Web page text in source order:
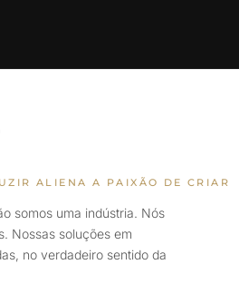
ALIENA A PAIXÃO DE CRIAR
somos uma indústria. Nós
Nossas soluções em
no verdadeiro sentido da